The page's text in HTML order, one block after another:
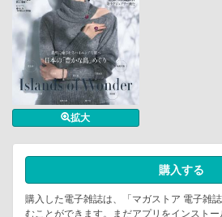
拡大
購入する
購入した電子雑誌は、「マガストア 電子雑
むことができます。まだアプリをインストー